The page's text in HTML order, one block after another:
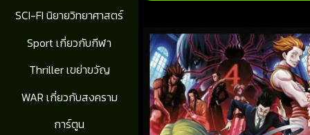
SCI-FI นิยายวิทยาศาสตร์
Sport เกี่ยวกับกีฬา
Thriller เขย่าขวัญ
WAR เกี่ยวกับสงคราม
การ์ตูน